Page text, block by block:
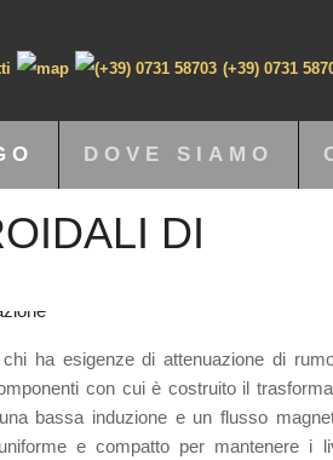
(+39) 0731
DOVE SIAMO
DI
ha esigenze di attenuazione di
con cui è costruito il
bassa induzione e un flusso
e compatto per mantenere i